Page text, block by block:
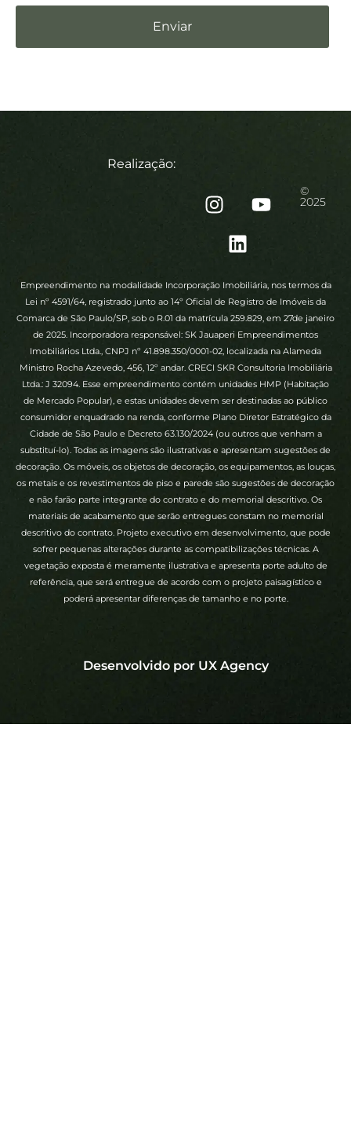
Enviar
Realização:
©
2025
Empreendimento na modalidade Incorporação Imobiliária, nos termos da
Lei nº 4591/64, registrado junto ao 14º Oficial de Registro de Imóveis da
Comarca de São Paulo/SP, sob o R.01 da matrícula 259.829, em 27de janeiro
de 2025. Incorporadora responsável: SK Jauaperi Empreendimentos
Imobiliários Ltda., CNPJ nº 41.898.350/0001-02, localizada na Alameda
Ministro Rocha Azevedo, 456, 12º andar. CRECI SKR Consultoria Imobiliária
Ltda.: J 32094. Esse empreendimento contém unidades HMP (Habitação
de Mercado Popular), e estas unidades devem ser destinadas ao público
consumidor enquadrado na renda, conforme Plano Diretor Estratégico da
Cidade de São Paulo e Decreto 63.130/2024 (ou outros que venham a
substituí-lo). Todas as imagens são ilustrativas e apresentam sugestões de
decoração. Os móveis, os objetos de decoração, os equipamentos, as louças,
os metais e os revestimentos de piso e parede são sugestões de decoração
e não farão parte integrante do contrato e do memorial descritivo. Os
materiais de acabamento que serão entregues constam no memorial
descritivo do contrato. Projeto executivo em desenvolvimento, que pode
sofrer pequenas alterações durante as compatibilizações técnicas. A
vegetação exposta é meramente ilustrativa e apresenta porte adulto de
referência, que será entregue de acordo com o projeto paisagístico e
poderá apresentar diferenças de tamanho e no porte.
Desenvolvido por UX Agency